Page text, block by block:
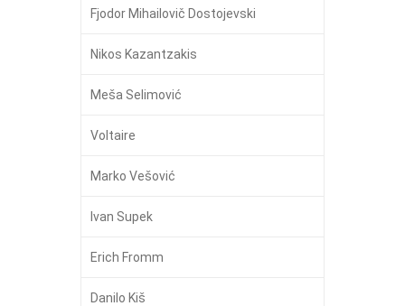
Fjodor Mihailovič Dostojevski
Nikos Kazantzakis
Meša Selimović
Voltaire
Marko Vešović
Ivan Supek
Erich Fromm
Danilo Kiš